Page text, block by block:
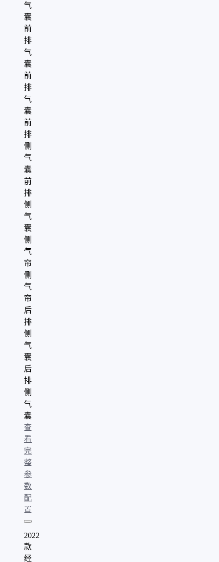
气
囊
前
排
气
囊
前
排
气
囊
前
排
侧
气
囊
前
排
侧
气
囊
侧
气
帘
侧
气
帘
后
排
侧
气
囊
后
排
侧
气
囊
查
看
完
整
参
数
配
置
2022
款
经